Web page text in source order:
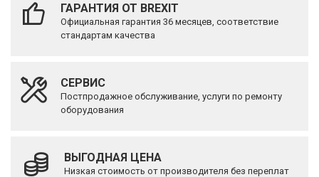
ГАРАНТИЯ ОТ BREXIT
Официальная гарантия 36 месяцев, соответствие
стандартам качества
СЕРВИС
Постпродажное обслуживание, услуги по ремонту
оборудования
ВЫГОДНАЯ ЦЕНА
Низкая стоимость от производителя без переплат